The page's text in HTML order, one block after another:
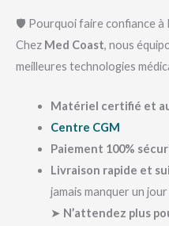
🛡 Pourquoi faire confiance à
Chez Med Coast, nous
meilleures technologies
Matériel certifié et
Centre CGM
Paiement 100%
Livraison rapide et
jamais manquer un jour
➤ N’attendez plus